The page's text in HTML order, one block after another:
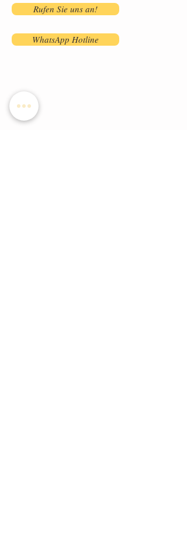
Rufen Sie uns an!
WhatsApp Hotline